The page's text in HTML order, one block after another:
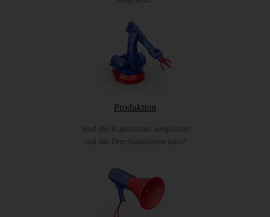
Produktion
Sind die Kapazitäten ausgelastet
und die Durchlaufzeiten kurz?